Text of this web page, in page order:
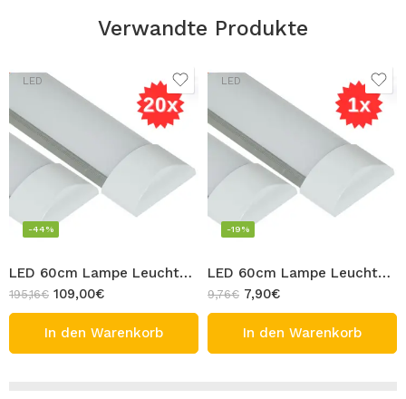
Verwandte Produkte
LED
LED 60cm Lampe Leuchtstoffröhre 20x Röhre Leucht Licht T5 Bandleucht Rohr 16W Warmweiß 3000K
-44%
195,16€ 109,00€
In den Warenkorb
LED
LED 60cm Lampe Leuchtstoffröhre 1x Röhre Leucht Licht T5 Bandleucht Rohr 20W Kaltweiß 6500K
-19%
9,76€ 7,90€
In den Warenkorb